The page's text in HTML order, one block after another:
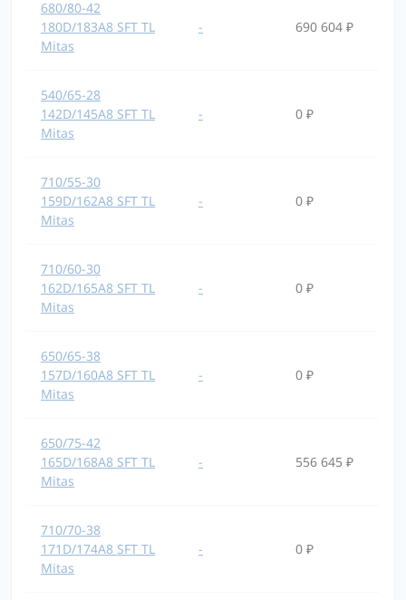
680/80-42
180D/183A8 SFT TL
Mitas
- 690 604 ₽
540/65-28
142D/145A8 SFT TL
Mitas
- 0 ₽
710/55-30
159D/162A8 SFT TL
Mitas
- 0 ₽
710/60-30
162D/165A8 SFT TL
Mitas
- 0 ₽
650/65-38
157D/160A8 SFT TL
Mitas
- 0 ₽
650/75-42
165D/168A8 SFT TL
Mitas
- 556 645 ₽
710/70-38
171D/174A8 SFT TL
Mitas
- 0 ₽